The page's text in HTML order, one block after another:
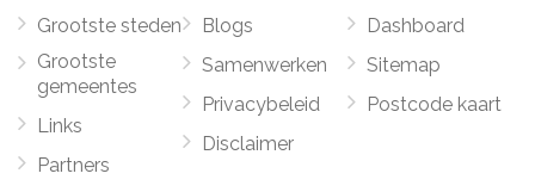
Grootste steden
Grootste
gemeentes
Links
Partners
Blogs
Samenwerken
Privacybeleid
Disclaimer
Dashboard
Sitemap
Postcode kaart